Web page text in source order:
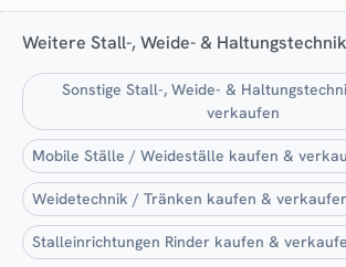
Weitere Stall-, Weide- &
Sonstige Stall-, Weide- &
verkaufen
Mobile Ställe / Weideställe kaufen &
Weidetechnik / Tränken kaufen &
Stalleinrichtungen Rinder kaufen &